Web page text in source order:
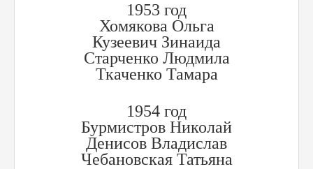
1953 год
Хомякова Ольга
Кузеевич Зинаида
Старченко Людмила
Ткаченко Тамара
1954 год
Бурмистров Николай
Денисов Владислав
Чебановская Татьяна